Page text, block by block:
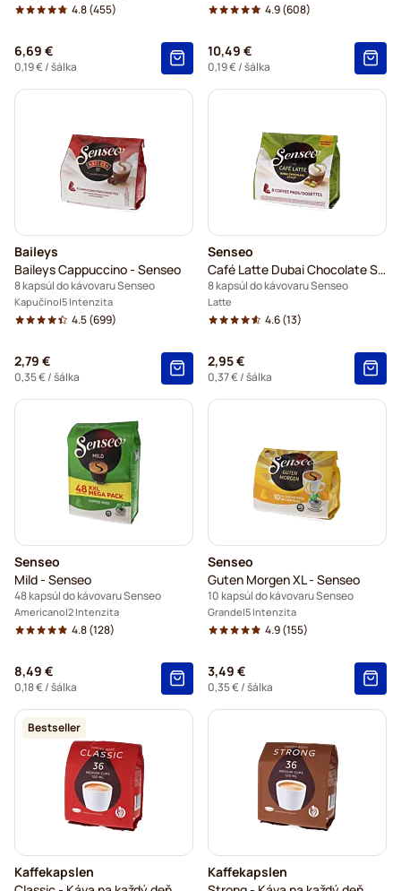
4.8(455)
6,69 €
0,19 €/ šálka
4.9(608)
10,49 €
0,19 €/ šálka
Baileys
Baileys Cappuccino - Senseo
8 kapsúl do kávovaru Senseo
Kapučíno 5 Intenzita
4.5(699)
2,79 €
0,35 €/ šálka
Senseo
Café Latte Dubai Chocolate Style
8 kapsúl do kávovaru Senseo
Latte
4.6(13)
2,95 €
0,37 €/ šálka
Senseo
Mild - Senseo
48 kapsúl do kávovaru Senseo
Americano 2 Intenzita
4.8(128)
8,49 €
0,18 €/ šálka
Senseo
Guten Morgen XL - Senseo
10 kapsúl do kávovaru Senseo
Grande 5 Intenzita
4.9(155)
3,49 €
0,35 €/ šálka
Bestseller
Kaffekapslen
Kaffekapslen